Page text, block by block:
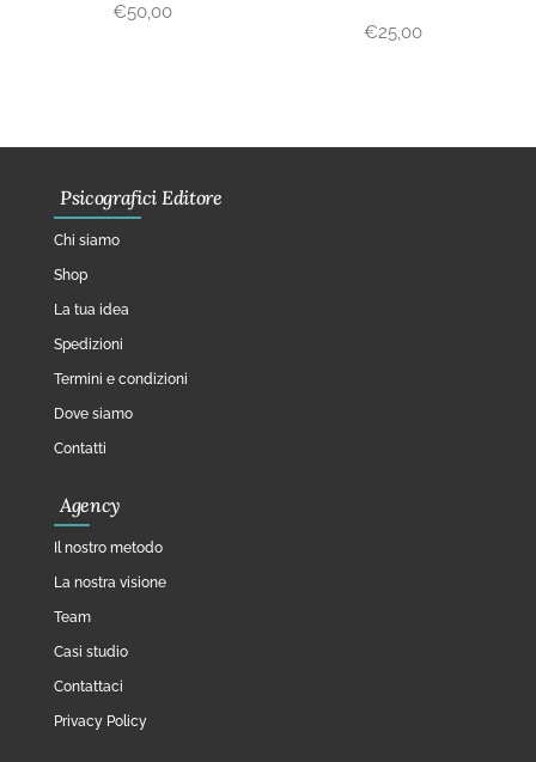
€50,00
€25,00
Psicografici Editore
Chi siamo
Shop
La tua idea
Spedizioni
Termini e condizioni
Dove siamo
Contatti
Agency
Il nostro metodo
La nostra visione
Team
Casi studio
Contattaci
Privacy Policy